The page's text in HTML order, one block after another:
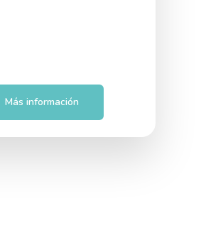
Más información